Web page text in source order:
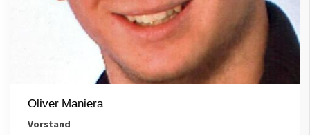
Oliver Maniera
Vorstand